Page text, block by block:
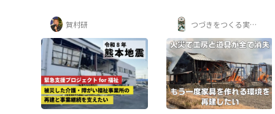
四代目松宝丸 佐藤正勝 応援隊
FOR 松宝丸復活
漁船事故で廃業の危機。四
代目松宝丸の再出航を応援
したい。
現在